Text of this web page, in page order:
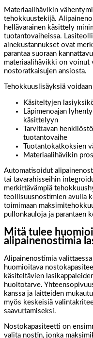
Materiaalihävikin
tehokkuustekijä.
hellävarainen käsittely
tuotantovaiheissa.
ainekustannukset ovat
parantaa suoraan
materiaalihävikki on voinut
nostoratkaisujen ansiosta.
Tehokkuuslisäyksiä
Käsiteltyjen
Läpimenoajan
käsittelyyn
Tarvittavan
tuotantovaihe
Tuotantokatkoksien
Materiaalihävikin
Automatisoidut
tai tavarahisseihin
merkittävämpiä
teollisuusnostimien avulla
toimimaan
pullonkauloja ja parantaen
Mitä tulee
alipainenostimia
Alipainenostimia
huomioitava
käsiteltävien
huoltotarve.
kanssa ja laitteiden
myös keskeisiä
saavuttamiseksi.
Nostokapasiteetti on
valita nostin, jonka